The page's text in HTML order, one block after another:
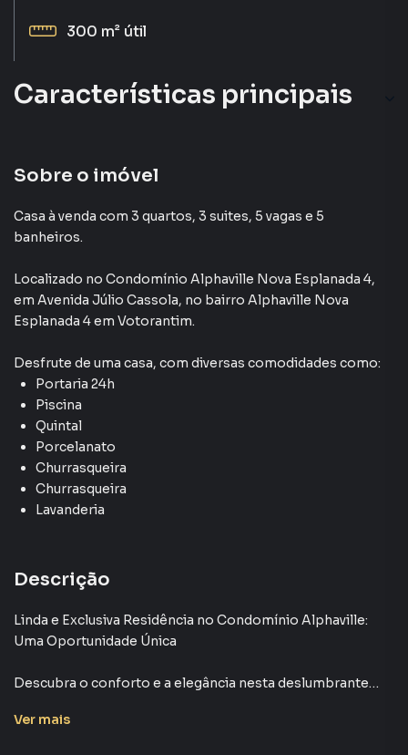
300 m² útil
Características principais
Sobre o imóvel
Casa à venda com 3 quartos, 3 suites, 5 vagas e 5
banheiros.
Localizado no Condomínio Alphaville Nova Esplanada 4,
em Avenida Júlio Cassola, no bairro Alphaville Nova
Esplanada 4em Votorantim.
Desfrute de uma casa, com diversas comodidades como:
Portaria 24h
Piscina
Quintal
Porcelanato
Churrasqueira
Churrasqueira
Lavanderia
Descrição
Linda e Exclusiva Residência no Condomínio Alphaville:
Uma Oportunidade Única
Descubra o conforto e a elegância nesta deslumbrante
Raposo Tavares e a apenas 5 minutos do Shopping
Ver mais